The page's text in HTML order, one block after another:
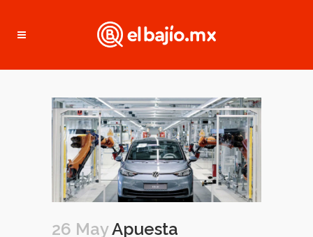
26 MayApuesta